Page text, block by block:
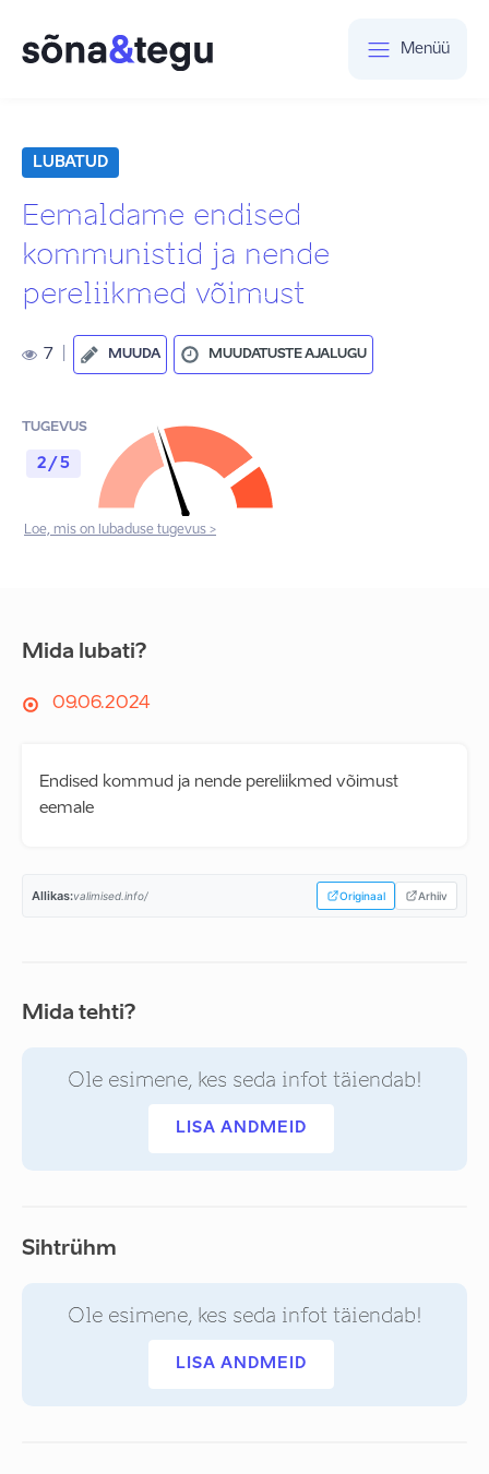
Menüü
LUBATUD
Eemaldame endised
kommunistid ja nende
pereliikmed võimust
7 MUUDA MUUDATUSTE AJALUGU
TUGEVUS
2 / 5
Loe, mis on lubaduse tugevus >
Mida lubati?
09.06.2024
Endised kommud ja nende pereliikmed võimust
eemale
Allikas:valimised.info/ Originaal Arhiiv
Mida tehti?
Ole esimene, kes seda infot täiendab!
LISA ANDMEID
Sihtrühm
Ole esimene, kes seda infot täiendab!
LISA ANDMEID